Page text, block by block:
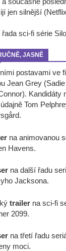
jen silnější
řada sci-fi série
JASNĚ
postavami ve
Jean Grey
Kandidáty
Tom
na animovanou
Havens.
na další řadu
Jacksona.
trailer na sci-fi
2099.
na třetí řadu
moci.